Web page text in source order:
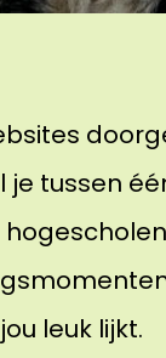
tussen
leuk lijkt.